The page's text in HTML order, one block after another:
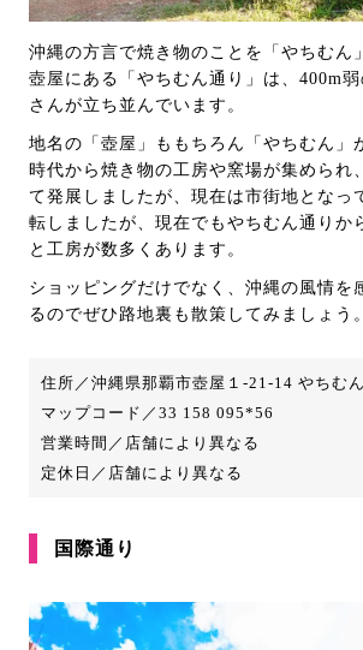
沖縄の方言で焼き物のことを「やちむん
壺屋にある「やちむん通り」は、400m
さんが立ち並んでいます。
地名の「壺屋」ももちろん「やちむん」
時代から焼き物の工房や窯場が集められ
て発展しましたが、現在は市街地となっ
転しましたが、現在でもやちむん通りか
と工房が数多くあります。
ショッピングだけでなく、沖縄の風情を
るのでぜひ路地裏も散策してみましょう。
住所／沖縄県那覇市壺屋１-21-14 やちむ
マップコード／33 158 095*56
営業時間／店舗により異なる
定休日／店舗により異なる
国際通り